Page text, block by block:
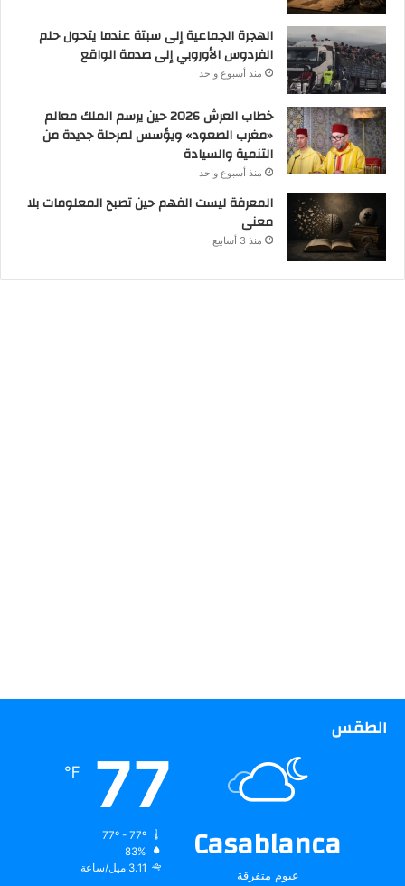
الهجرة الجماعية إلى سبتة عندما يتحول حلم
الفردوس الأوروبي إلى صدمة الواقع
منذ أسبوع واحد
خطاب العرش 2026 حين يرسم الملك معالم
«مغرب الصعود» ويؤسس لمرحلة جديدة من
التنمية والسيادة
منذ أسبوع واحد
المعرفة ليست الفهم حين تصبح المعلومات بلا
معنى
منذ 3 أسابيع
الطقس
Casablanca
غيوم متفرقة
77
℉
83%
3.11 ميل/ساعة